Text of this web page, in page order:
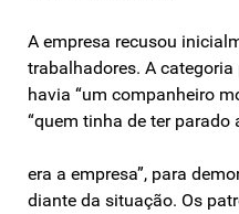
A empresa recusou
trabalhadores. A
havia “um companheiro
“quem tinha de ter parado
era a empresa”, para
diante da situação. Os